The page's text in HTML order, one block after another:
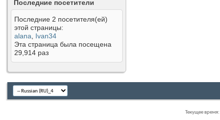
Последние посетители
Последние 2 посетителя(ей)
этой страницы:
alana, Ivan34
Эта страница была посещена
29,914 раз
Текущее время: